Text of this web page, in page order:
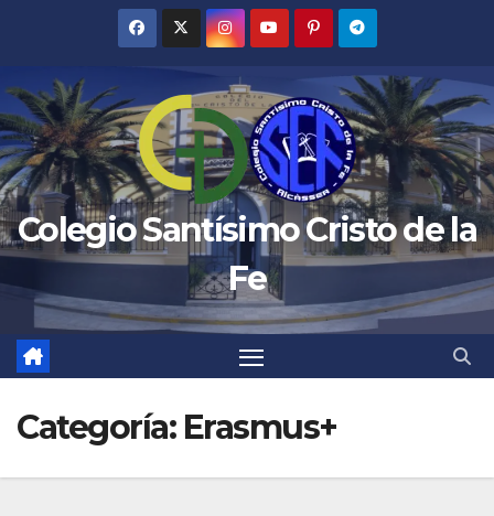
contenido
Colegio Santísimo Cristo de la
Fe
Categoría: Erasmus+